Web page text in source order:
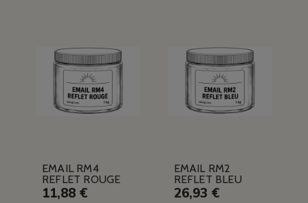
EMAIL RM4
REFLET ROUGE
11,88 €
EMAIL RM2
REFLET BLEU
26,93 €